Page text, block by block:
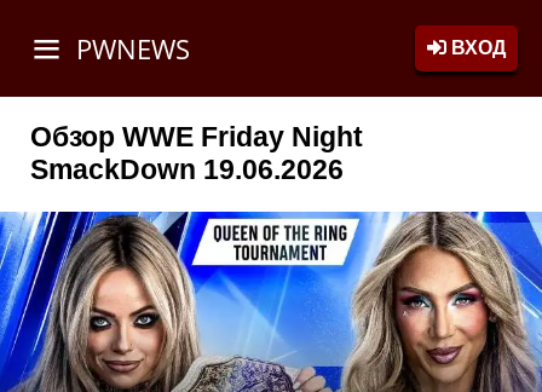
PWNEWS ВХОД
Обзор WWE Friday Night
SmackDown 19.06.2026